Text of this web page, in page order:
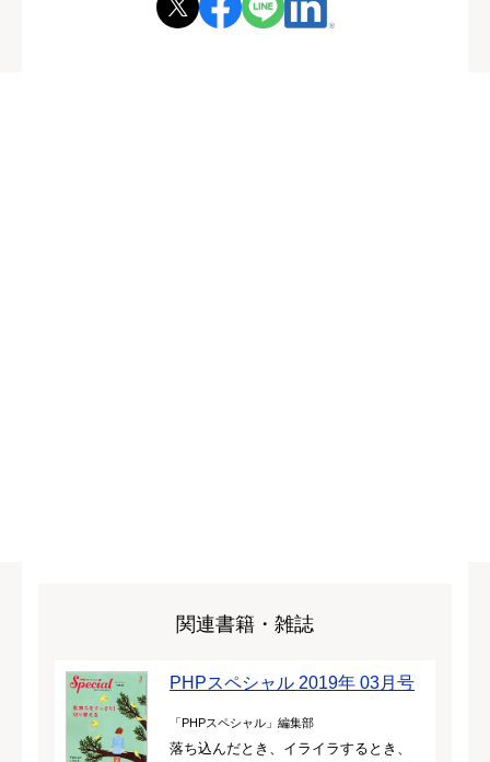
関連書籍・雑誌
PHPスペシャル 2019年 03月号
「PHPスペシャル」編集部
落ち込んだとき、イライラするとき、